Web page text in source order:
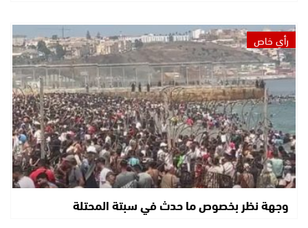
رأي خاص
وجهة نظر بخصوص ما حدث في سبتة المحتلة